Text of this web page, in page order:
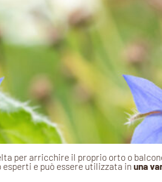
per arricchire il proprio orto o
e può essere utilizzata in una